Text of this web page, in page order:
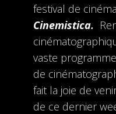
festival de
Cinemistica.
vaste
de
fait la joie de
de ce dernier